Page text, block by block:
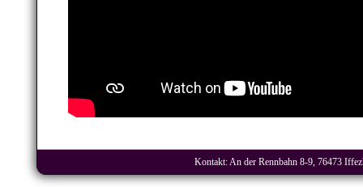
Kontakt: An der Rennbahn 8-9, 76473